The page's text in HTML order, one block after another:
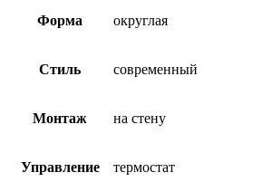
Форма округлая
Стиль современный
Монтаж на стену
Управление термостат